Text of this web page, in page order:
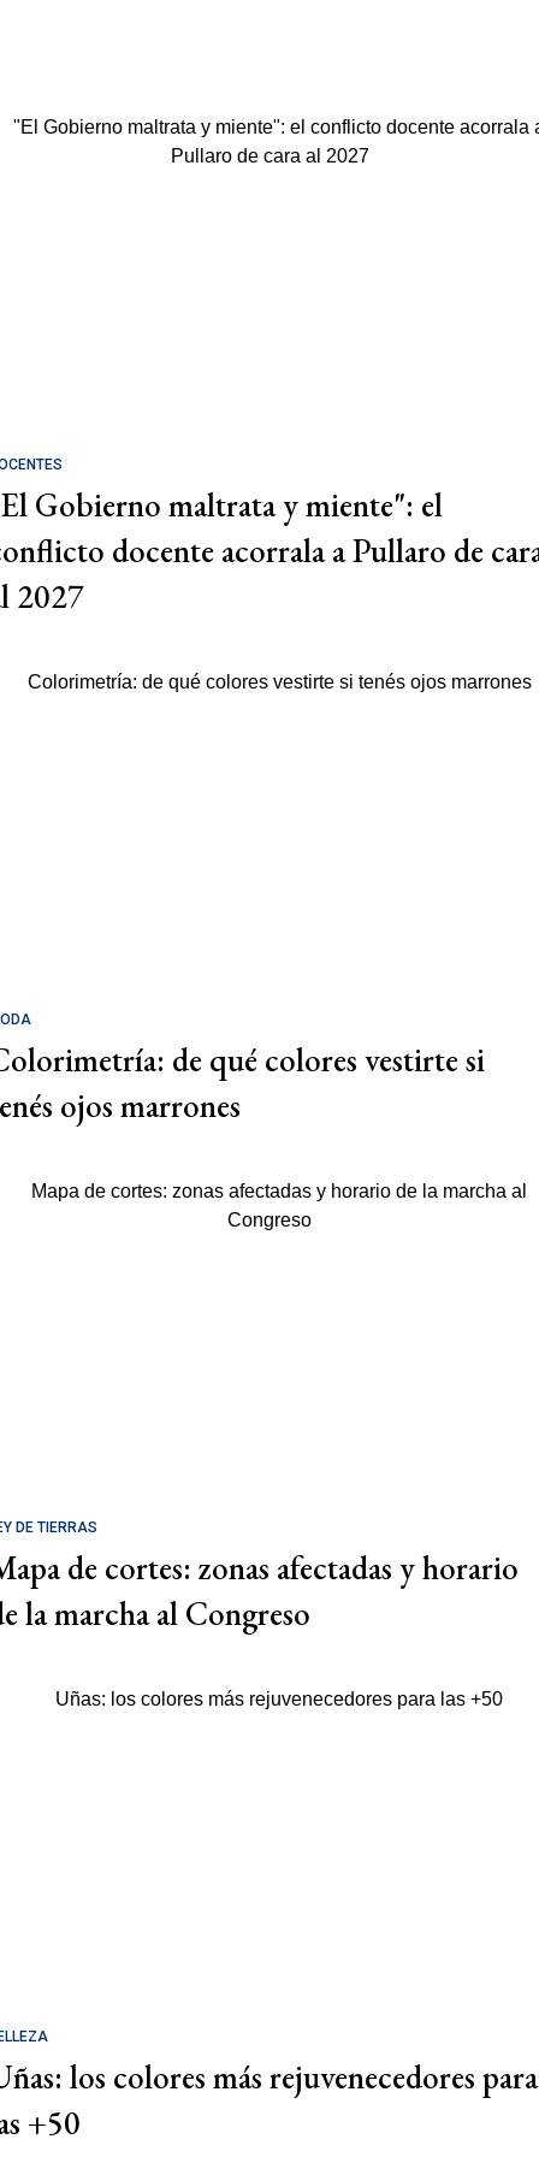
Gobierno maltrata y miente": el
docente acorrala a Pullaro de
2027
de qué colores vestirte si
ojos marrones
DE TIERRAS
de cortes: zonas afectadas y horario
la marcha al Congreso
los colores más rejuvenecedores para
+50